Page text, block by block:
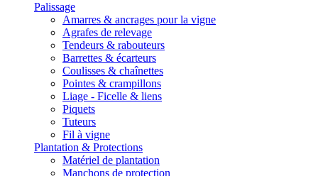
Palissage
Amarres & ancrages pour la vigne
Agrafes de relevage
Tendeurs & rabouteurs
Barrettes & écarteurs
Coulisses & chaînettes
Pointes & crampillons
Liage - Ficelle & liens
Piquets
Tuteurs
Fil à vigne
Plantation & Protections
Matériel de plantation
Manchons de protection